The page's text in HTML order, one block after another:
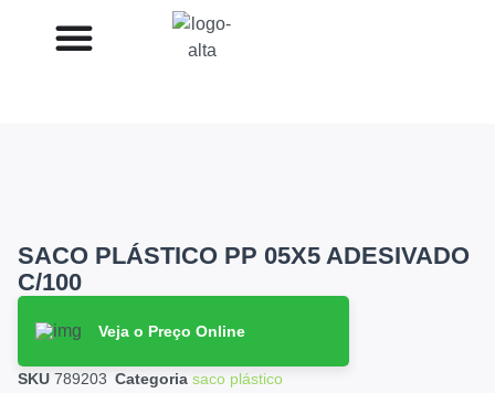
SACO PLÁSTICO PP 05X5 ADESIVADO
C/100
Veja o Preço Online
SKU 789203 Categoria saco plástico